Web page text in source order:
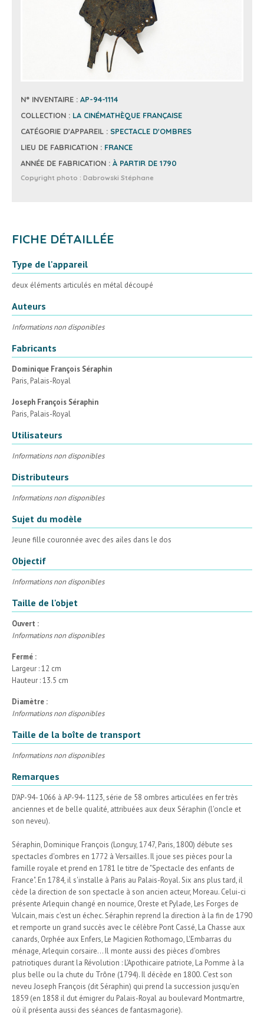
N° INVENTAIRE : AP-94-1114
COLLECTION : LA CINÉMATHÈQUE FRANÇAISE
CATÉGORIE D'APPAREIL : SPECTACLE D'OMBRES
LIEU DE FABRICATION : FRANCE
ANNÉE DE FABRICATION : À PARTIR DE 1790
Copyright photo : Dabrowski Stéphane
FICHE DÉTAILLÉE
Type de l'appareil
deux éléments articulés en métal découpé
Auteurs
Informations non disponibles
Fabricants
Dominique François Séraphin
Paris, Palais-Royal
Joseph François Séraphin
Paris, Palais-Royal
Utilisateurs
Informations non disponibles
Distributeurs
Informations non disponibles
Sujet du modèle
Jeune fille couronnée avec des ailes dans le dos
Objectif
Informations non disponibles
Taille de l'objet
Ouvert :
Informations non disponibles
Fermé :
Largeur : 12 cm
Hauteur : 13.5 cm
Diamètre :
Informations non disponibles
Taille de la boîte de transport
Informations non disponibles
Remarques
D'AP-94- 1066 à AP-94- 1123, série de 58 ombres articulées en fer très
anciennes et de belle qualité, attribuées aux deux Séraphin (l'oncle et
son neveu).
Séraphin, Dominique François (Longuy, 1747, Paris, 1800) débute ses
spectacles d'ombres en 1772 à Versailles. Il joue ses pièces pour la
famille royale et prend en 1781 le titre de "Spectacle des enfants de
France". En 1784, il s'installe à Paris au Palais-Royal. Six ans plus tard, il
cède la direction de son spectacle à son ancien acteur, Moreau. Celui-ci
présente Arlequin changé en nourrice, Oreste et Pylade, Les Forges de
Vulcain, mais c'est un échec. Séraphin reprend la direction à la fin de 1790
et remporte un grand succès avec le célèbre Pont Cassé, La Chasse aux
canards, Orphée aux Enfers, Le Magicien Rothomago, L'Embarras du
ménage, Arlequin corsaire... Il monte aussi des pièces d'ombres
patriotiques durant la Révolution : L'Apothicaire patriote, La Pomme à la
plus belle ou la chute du Trône (1794). Il décède en 1800. C'est son
neveu Joseph François (dit Séraphin) qui prend la succession jusqu'en
1859 (en 1858 il dut émigrer du Palais-Royal au boulevard Montmartre,
où il présenta aussi des séances de fantasmagorie).